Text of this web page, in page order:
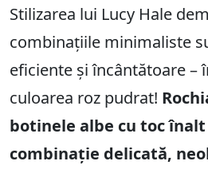
Stilizarea lui Lucy Hale
combinațiile minimaliste
eficiente și încântătoare –
culoarea roz pudrat!
botinele albe cu toc
combinație delicată,